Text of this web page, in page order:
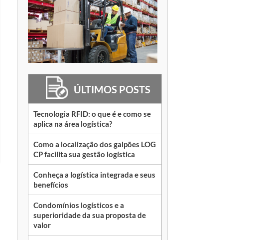
ÚLTIMOS POSTS
Tecnologia RFID: o que é e como se
aplica na área logística?
Como a localização dos galpões LOG
CP facilita sua gestão logística
Conheça a logística integrada e seus
benefícios
Condomínios logísticos e a
superioridade da sua proposta de
valor